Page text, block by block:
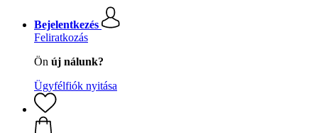
Bejelentkezés
Feliratkozás
Ön új nálunk?
Ügyfélfiók nyitása